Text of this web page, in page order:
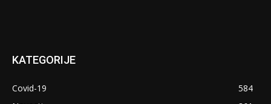
KATEGORIJE
Covid-19
584